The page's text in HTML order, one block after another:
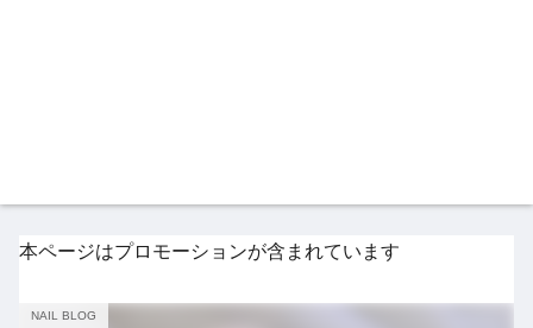
本ページはプロモーションが含まれています
NAIL BLOG